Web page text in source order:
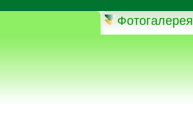
Фотогалерея